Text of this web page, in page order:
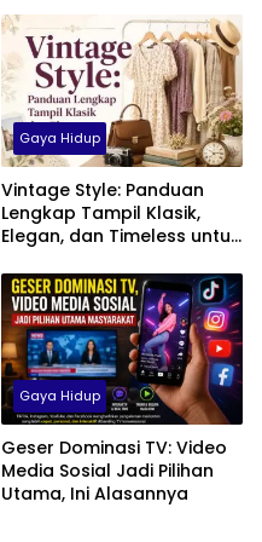
Gaya Hidup
Vintage Style: Panduan
Lengkap Tampil Klasik,
Elegan, dan Timeless untuk
Gaya Hidup
Geser Dominasi TV: Video
Media Sosial Jadi Pilihan
Utama, Ini Alasannya